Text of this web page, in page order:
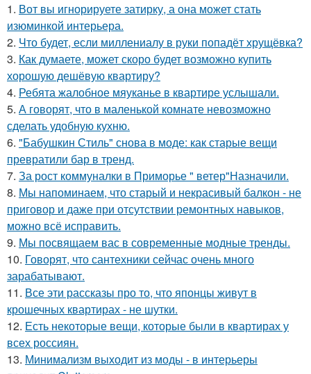
1. Вот вы игнорируете затирку, а она может стать
изюминкой интерьера.
2. Что будет, если миллениалу в руки попадёт хрущёвка?
3. Как думаете, может скоро будет возможно купить
хорошую дешёвую квартиру?
4. Ребята жалобное мяуканье в квартире услышали.
5. А говорят, что в маленькой комнате невозможно
сделать удобную кухню.
6. "Бабушкин Стиль" снова в моде: как старые вещи
превратили бар в тренд.
7. За рост коммуналки в Приморье " ветер"Назначили.
8. Мы напоминаем, что старый и некрасивый балкон - не
приговор и даже при отсутствии ремонтных навыков,
можно всё исправить.
9. Мы посвящаем вас в современные модные тренды.
10. Говорят, что сантехники сейчас очень много
зарабатывают.
11. Все эти рассказы про то, что японцы живут в
крошечных квартирах - не шутки.
12. Есть некоторые вещи, которые были в квартирах у
всех россиян.
13. Минимализм выходит из моды - в интерьеры